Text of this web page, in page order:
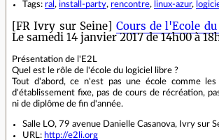
Tags: ral , install-party, rencontre, linux-azur,
[FR Ivry sur Seine] Cours de l'Ecole
Le samedi 14 janvier 2017 de 14h00 à
Présentation de l'E2L
Quel est le rôle de l'école du logiciel libre ?
Tout d'abord, ce n'est pas une école comme
d'établissement fixe, pas de cours de récréation,
ni de diplôme de fin d'année.
Salle LO, 79 avenue Danielle Casanova, Ivry sur
URL: http://e2li.org